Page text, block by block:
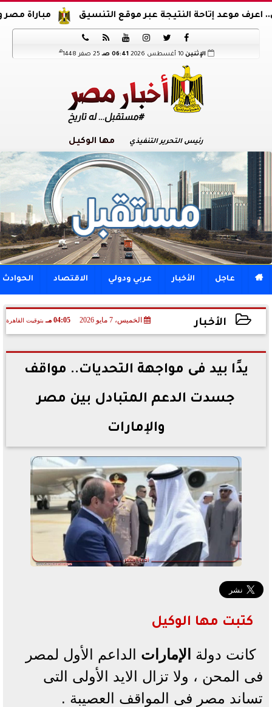
مباراة مصر والدنمارك.. إتاحة النتيجة عبر موقع التنسيق






الإثنين 10 أغسطس 2026 06:41 صـ 25 صفر 1448 هـ
رئيس التحرير التنفيذي مها الوكيل
 عاجل الأخبار عربي ودولي الاقتصاد الحوادث
الأخبار الخميس، 7 مايو 2026 04:05 مـ بتوقيت القاهرة
2026-05-07 16:05:21
يدًا بيد فى مواجهة التحديات.. مواقف
جسدت الدعم المتبادل بين مصر
والإمارات
كتبت مها الوكيل
كانت دولة الإمارات الداعم الأول لمصر
فى المحن ، ولا تزال الايد الأولى التى
تساند مصر فى المواقف العصيبة .